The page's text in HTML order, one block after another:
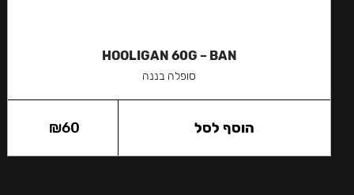
HOOLIGAN 60G – BAN
סופלה בננה
₪60 הוסף לסל